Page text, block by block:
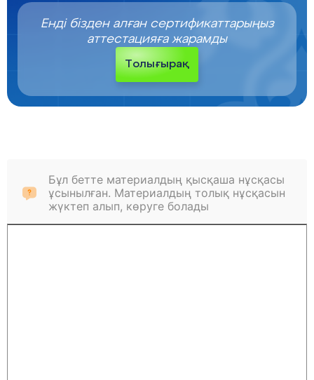
Енді бізден алған сертификаттарыңыз
аттестацияға жарамды
Толығырақ
Бұл бетте материалдың қысқаша нұсқасы
ұсынылған. Материалдың толық нұсқасын
жүктеп алып, көруге болады